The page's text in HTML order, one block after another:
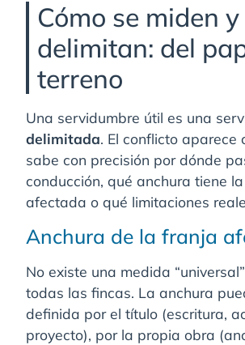
Cómo se miden y
delimitan: del
terreno
Una servidumbre útil es una
delimitada. El conflicto aparece
sabe con precisión por dónde
conducción, qué anchura tiene
afectada o qué limitaciones
Anchura de la franja
No existe una medida
todas las fincas. La anchura
definida por el título (escritura,
proyecto), por la propia obra